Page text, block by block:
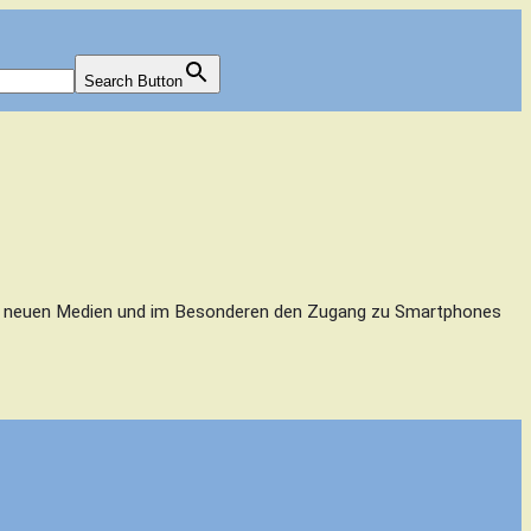
Search Button
Medien und im Besonderen den Zugang zu Smartphones